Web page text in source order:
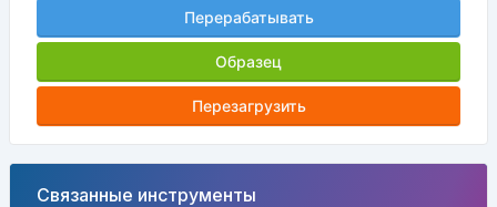
Перерабатывать
Образец
Перезагрузить
Связанные инструменты